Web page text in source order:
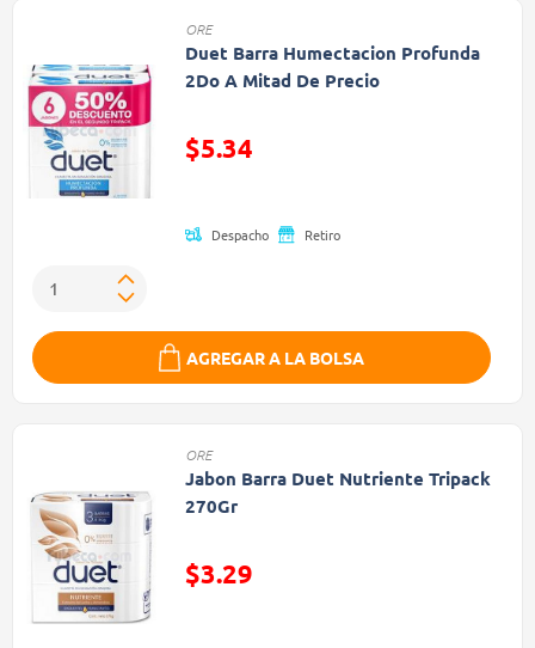
ORE
Duet Barra Humectacion Profunda
2Do A Mitad De Precio
Precio reducido de
$5.34
Despacho Retiro
AGREGAR A LA BOLSA
ORE
Jabon Barra Duet Nutriente Tripack
270Gr
Precio reducido de
$3.29